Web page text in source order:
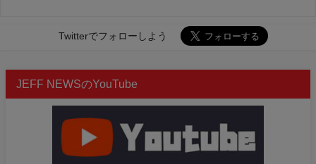
Twitterでフォローしよう
JEFF NEWSのYouTube